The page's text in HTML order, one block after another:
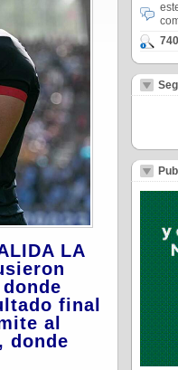
LA
final
al
donde
740